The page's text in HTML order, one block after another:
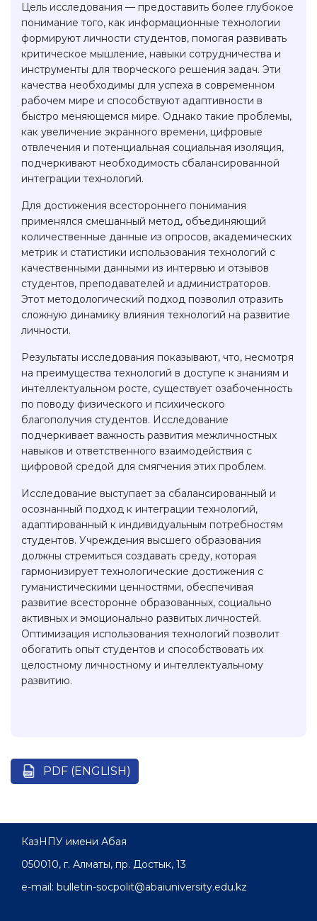
Цель исследования — предоставить более глубокое
понимание того, как информационные технологии
формируют личности студентов, помогая развивать
критическое мышление, навыки сотрудничества и
инструменты для творческого решения задач. Эти
качества необходимы для успеха в современном
рабочем мире и способствуют адаптивности в
быстро меняющемся мире. Однако такие проблемы,
как увеличение экранного времени, цифровые
отвлечения и потенциальная социальная изоляция,
подчеркивают необходимость сбалансированной
интеграции технологий.
Для достижения всестороннего понимания
применялся смешанный метод, объединяющий
количественные данные из опросов, академических
метрик и статистики использования технологий с
качественными данными из интервью и отзывов
студентов, преподавателей и администраторов.
Этот методологический подход позволил отразить
сложную динамику влияния технологий на развитие
личности.
Результаты исследования показывают, что, несмотря
на преимущества технологий в доступе к знаниям и
интеллектуальном росте, существует озабоченность
по поводу физического и психического
благополучия студентов. Исследование
подчеркивает важность развития межличностных
навыков и ответственного взаимодействия с
цифровой средой для смягчения этих проблем.
Исследование выступает за сбалансированный и
осознанный подход к интеграции технологий,
адаптированный к индивидуальным потребностям
студентов. Учреждения высшего образования
должны стремиться создавать среду, которая
гармонизирует технологические достижения с
гуманистическими ценностями, обеспечивая
развитие всесторонне образованных, социально
активных и эмоционально развитых личностей.
Оптимизация использования технологий позволит
обогатить опыт студентов и способствовать их
целостному личностному и интеллектуальному
развитию.
PDF (ENGLISH)
КазНПУ имени Абая
050010, г. Алматы, пр. Достык, 13
e-mail: bulletin-socpolit@abaiuniversity.edu.kz